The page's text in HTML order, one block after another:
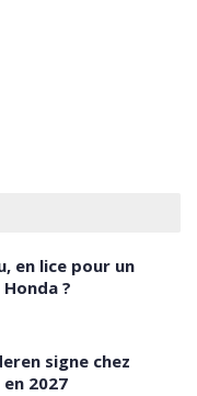
en lice pour un
?
signe chez
2027